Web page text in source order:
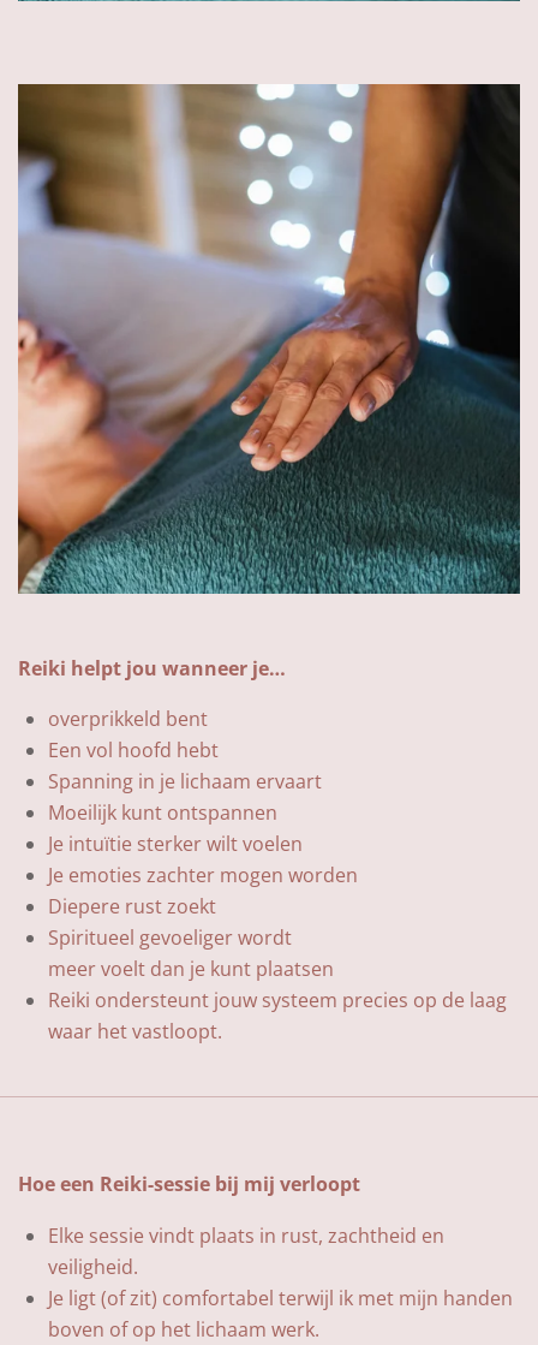
Reiki helpt jou wanneer je…
overprikkeld bent
Een vol hoofd hebt
Spanning in je lichaam ervaart
Moeilijk kunt ontspannen
Je intuïtie sterker wilt voelen
Je emoties zachter mogen worden
Diepere rust zoekt
Spiritueel gevoeliger wordt
meer voelt dan je kunt plaatsen
Reiki ondersteunt jouw systeem precies op de laag
waar het vastloopt.
Hoe een Reiki-sessie bij mij verloopt
Elke sessie vindt plaats in rust, zachtheid en
veiligheid.
Je ligt (of zit) comfortabel terwijl ik met mijn handen
boven of op het lichaam werk.